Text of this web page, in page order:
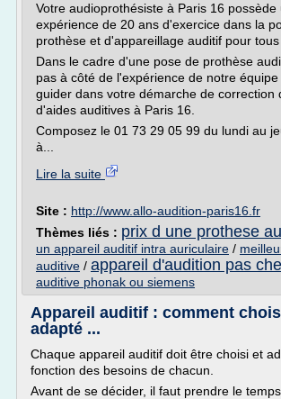
Votre audioprothésiste à Paris 16 possède
expérience de 20 ans d'exercice dans la
prothèse et d'appareillage auditif pour tous
Dans le cadre d'une pose de prothèse
pas à côté de l'expérience de notre
guider dans votre démarche de correction
d'aides auditives à Paris 16.
Composez le 01 73 29 05 99 du lundi au
à...
Lire la suite
Site : http://www.allo-audition-paris16.fr
Thèmes liés : prix d une prothese
un appareil auditif intra auriculaire /
auditive / appareil d'audition pas
auditive phonak ou siemens
Appareil auditif : comment
adapté ...
Chaque appareil auditif doit être choisi et
fonction des besoins de chacun.
Avant de se décider, il faut prendre le